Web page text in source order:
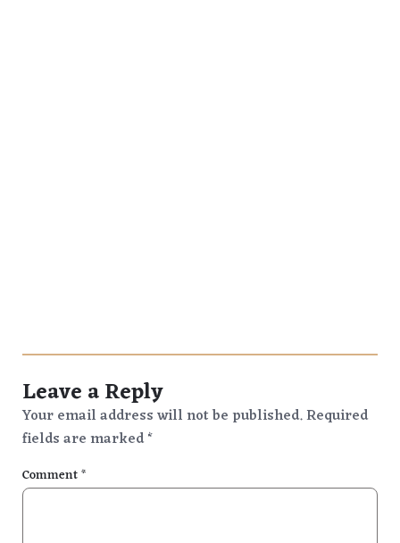
Leave a Reply
Your email address will not be published.Required
fields are marked*
Comment*